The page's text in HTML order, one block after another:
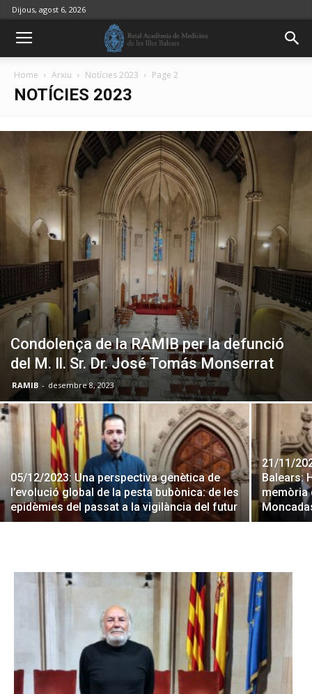
Dijous, agost 6, 2026
Home Arxiu Notícies 2023 Page 2
NOTÍCIES 2023
Condolença de la RAMIB per la defunció
del M. Il. Sr. Dr. José Tomás Monserrat
RAMIB - desembre 8, 2023
05/12/2023: Una perspectiva genètica de
l’evolució global de la pesta bubònica: de les
epidèmies del passat a la vigilància del futur
21/11/
Balears:
memòria